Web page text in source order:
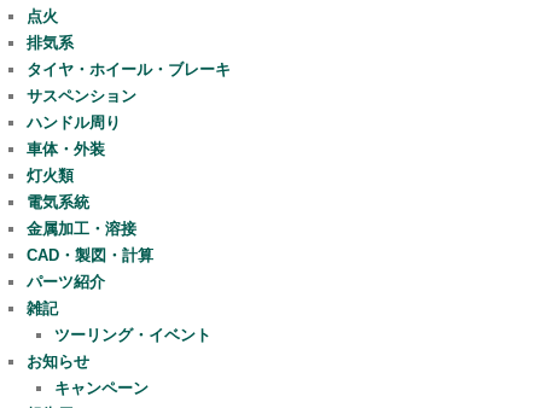
点火
排気系
タイヤ・ホイール・ブレーキ
サスペンション
ハンドル周り
車体・外装
灯火類
電気系統
金属加工・溶接
CAD・製図・計算
パーツ紹介
雑記
ツーリング・イベント
お知らせ
キャンペーン